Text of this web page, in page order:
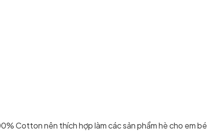
Cotton nên thích hợp làm các sản phẩm hè cho em